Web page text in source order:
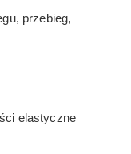
przebieg,
elastyczne